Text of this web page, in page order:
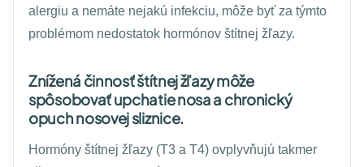
alergiu a nemáte nejakú infekciu, môže byť za týmto
problémom nedostatok hormónov štítnej žľazy.
Znížená činnosť štítnej žľazy môže
spôsobovať upchatie nosa a chronický
opuch nosovej sliznice.
Hormóny štítnej žľazy (T3 a T4) ovplyvňujú takmer